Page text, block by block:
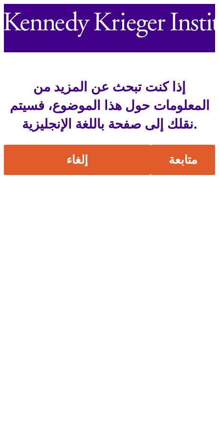
إذا كنت تبحث عن المزيد من
المعلومات حول هذا الموضوع، فسيتم
نقلك إلى صفحة باللغة الإنجليزية.
إلغاء متابعة